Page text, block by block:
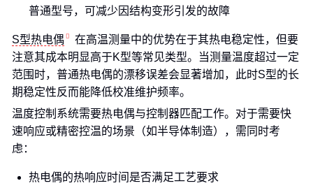
普通型号，可减少因结构变形引发的故障
S型热电偶
在高温测量中的优势在于其热电稳定性，但要
注意其成本明显高于K型等常见类型。当测量温度超过一定
范围时，普通热电偶的漂移误差会显著增加，此时S型的长
期稳定性反而能降低校准维护频率。
温度控制系统需要热电偶与控制器匹配工作。对于需要快
速响应或精密控温的场景（如半导体制造），需同时考
虑：
热电偶的热响应时间是否满足工艺要求